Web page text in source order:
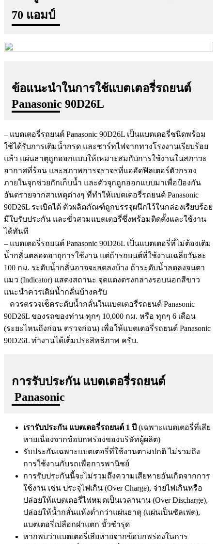
70 แอมป์
ข้อแนะนำในการใช้แบตเตอรี่รถยนต์
Panasonic 90D26L
– แบตเตอรี่รถยนต์ Panasonic 90D26L เป็นแบตเตอรี่ชนิดพร้อม
ใช้ได้รับการเติมน้ำกรด และชาร์ทไฟจากทางโรงงานเรียบร้อย
แล้ว แผ่นธาตุถูกออกแบบให้เหมาะสมกับการใช้งานในสภาวะ
อากาศที่ร้อน และสภาพการจราจรที่แออัดฟิลเตอร์ตัวกรอง
ภายในจุกช่วยกักเก็บน้ำ และตัวจุกถูกออกแบบมาเพื่อป้องกัน
อันตรายจากสาเหตุต่างๆ ที่ทำให้แบตเตอรี่รถยนต์ Panasonic
90D26L ระเบิดได้ ตัวผลิตภัณฑ์ถูกบรรจุผนึกไว้ในกล่องเรียบร้อย
มีใบรับประกัน และขั่วสวมแบตเตอรี่ซึ่งพร้อมติดตั้งและใช้งาน
ได้ทันที
– แบตเตอรี่รถยนต์ Panasonic 90D26L เป็นแบตเตอรี่ที่ไม่ต้องเติม
น้ำกลั่นตลอดอายุการใช้งาน แต่ถ้ารถยนต์ที่ใช้งานเฉลี่ยวันละ
100 กม. ระดับน้ำกลั่นอาจจะลดลงบ้าง ถ้าระดับน้ำลดลงจนตา
แมว (Indicator) แสดงสถานะ จุดแดงตรงกลางรอบนอกสีขาว
แนะนำควรเติมน้ำกลั่นบ้างครับ
– ควรตรวจเช็คระดับน้ำกลั่นในแบตเตอรี่รถยนต์ Panasonic
90D26L ของรถของท่าน ทุกๆ 10,000 กม. หรือ ทุกๆ 6 เดือน
(ระยะไหนถึงก่อน ตรวจก่อน) เพื่อให้แบตเตอรี่รถยนต์ Panasonic
90D26L ทำงานได้เต็มประสิทธิภาพ ครับ.
การรับประกัน แบตเตอรี่รถยนต์
Panasonic
เรารับประกัน แบตเตอรี่รถยนต์ 1 ปี (เฉพาะแบตเตอรี่ที่เสีย
หายเนื่องจากข้อบกพร่องของบริษัทผู้ผลิต)
รับประกันเฉพาะแบตเตอรี่ที่ใช้งานตามปกติ ไม่รวมถึง
การใช้งานกับรถเพื่อการพานิชย์
การรับประกันนี้จะไม่รวมถึงความเสียหายอันเกิดจากการ
ใช้งาน เช่น ประจุไฟเกิน (Over Charge), จ่ายไฟเกินหรือ
ปล่อยให้แบตเตอรี่ไฟหมดเป็นเวลานาน (Over Discharge),
ปล่อยให้น้ำกลั่นแห้งต่ำกว่าแผ่นธาตุ (แผ่นเป็นซัลเฟต),
แบตเตอรี่เปลือกฝาแตก ขั้วชำรุด
หากพบว่าแบตเตอรี่เสียหายจากข้อบกพร่องในการ